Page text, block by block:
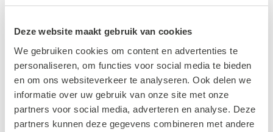
Deze website maakt gebruik van cookies
We gebruiken cookies om content en advertenties te
personaliseren, om functies voor social media te bieden
en om ons websiteverkeer te analyseren. Ook delen we
informatie over uw gebruik van onze site met onze
partners voor social media, adverteren en analyse. Deze
partners kunnen deze gegevens combineren met andere